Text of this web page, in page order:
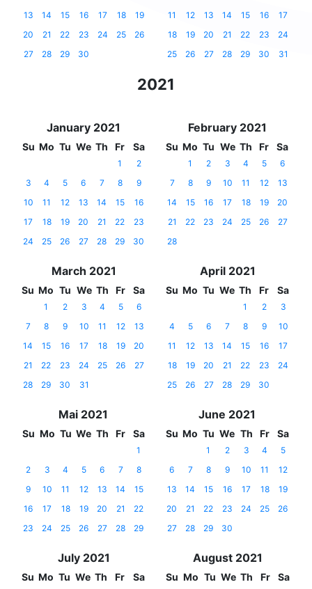
13
14 15 16 17 18
19
20
21 22 23 24 25
26
27
28 29 30
11
12 13 14 15 16
17
18
19 20 21 22 23
24
25
26 27 28 29 30 31
2021
January 2021
Su Mo Tu We Th Fr Sa
1
2
3
4 5 6 7 8
9
10
11 12 13 14 15
16
17
18 19 20 21 22
23
24
25 26 27 28 29 30
February 2021
Su Mo Tu We Th Fr Sa
1 2 3 4 5
6
7
8 9 10 11 12
13
14
15 16 17 18 19
20
21
22 23 24 25 26
27
28
March 2021
Su Mo Tu We Th Fr Sa
1 2 3 4 5
6
7
8 9 10 11 12
13
14
15 16 17 18 19
20
21
22 23 24 25 26
27
28
29 30 31
April 2021
Su Mo Tu We Th Fr Sa
1 2
3
4
5 6 7 8 9
10
11
12 13 14 15 16
17
18
19 20 21 22 23
24
25
26 27 28 29 30
Mai 2021
Su Mo Tu We Th Fr Sa
1
2
3 4 5 6 7
8
9
10 11 12 13 14
15
16
17 18 19 20 21
22
23
24 25 26 27 28 29
June 2021
Su Mo Tu We Th Fr Sa
1 2 3 4
5
6
7 8 9 10 11
12
13
14 15 16 17 18
19
20
21 22 23 24 25
26
27
28 29 30
July 2021
Su Mo Tu We Th Fr Sa
August 2021
Su Mo Tu We Th Fr Sa